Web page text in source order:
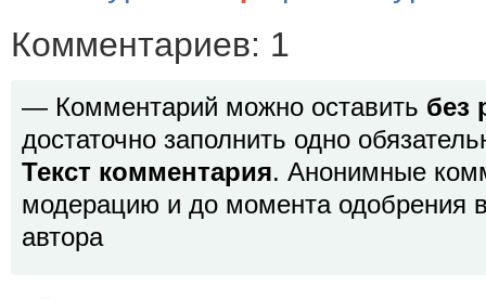
Комментариев: 1
— Комментарий можно оставить без
достаточно заполнить одно
Текст комментария. Анонимные
модерацию и до момента одобрения
автора